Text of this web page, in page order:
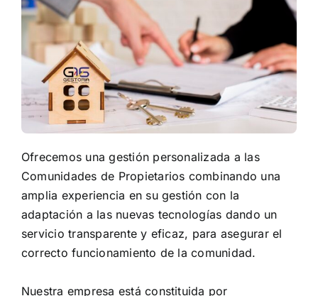
Ofrecemos una gestión personalizada a las
Comunidades de Propietarios combinando una
amplia experiencia en su gestión con la
adaptación a las nuevas tecnologías dando un
servicio transparente y eficaz, para asegurar el
correcto funcionamiento de la comunidad.
Nuestra empresa está constituida por